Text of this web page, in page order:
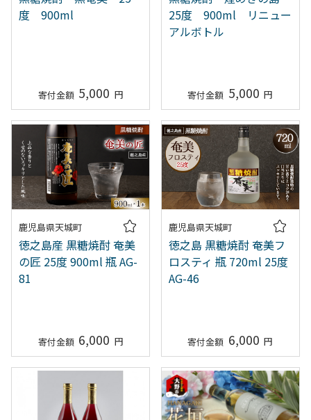
度 900ml
5,000
25度 900ml リニュー
アルボトル
5,000
鹿児島県天城町
徳之島産 黒糖焼酎 奄美
の匠 25度 900ml 瓶 AG-
81
6,000
鹿児島県天城町
徳之島 黒糖焼酎 奄美フ
ロスティ 瓶 720ml 25度
AG-46
6,000